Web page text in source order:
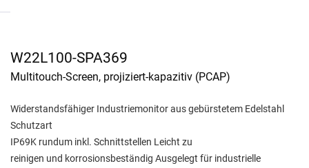
W22L100-SPA369
Multitouch-Screen, projiziert-kapazitiv (PCAP)
Widerstandsfähiger Industriemonitor aus gebürstetem Edelstahl
Schutzart
IP69K rundum inkl. Schnittstellen Leicht zu
reinigen und korrosionsbeständig Ausgelegt für industrielle